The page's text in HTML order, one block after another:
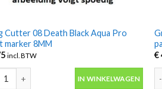
Cutter 08 Death Black Aqua Pro
marker 8MM
incl. BTW
Cutter 08 Death Black Aqua Pro Paint
IN WINKELWAGEN
€